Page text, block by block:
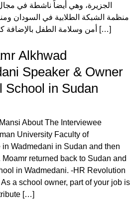
الجزيرة، وهي أيضاً ناشطة في
منظمة الشبكة الطلابية في السودان
أمن وسلامة الطفل بالإضافة كونها متحدثة ومنسقة لدى […]
Alkhwad
Speaker & Owner
School in Sudan
About The Interviewee
University Faculty of
Wadmedani in Sudan and then
returned back to Sudan and
in Wadmedani. -HR Revolution
a school owner, part of your job is
[…]